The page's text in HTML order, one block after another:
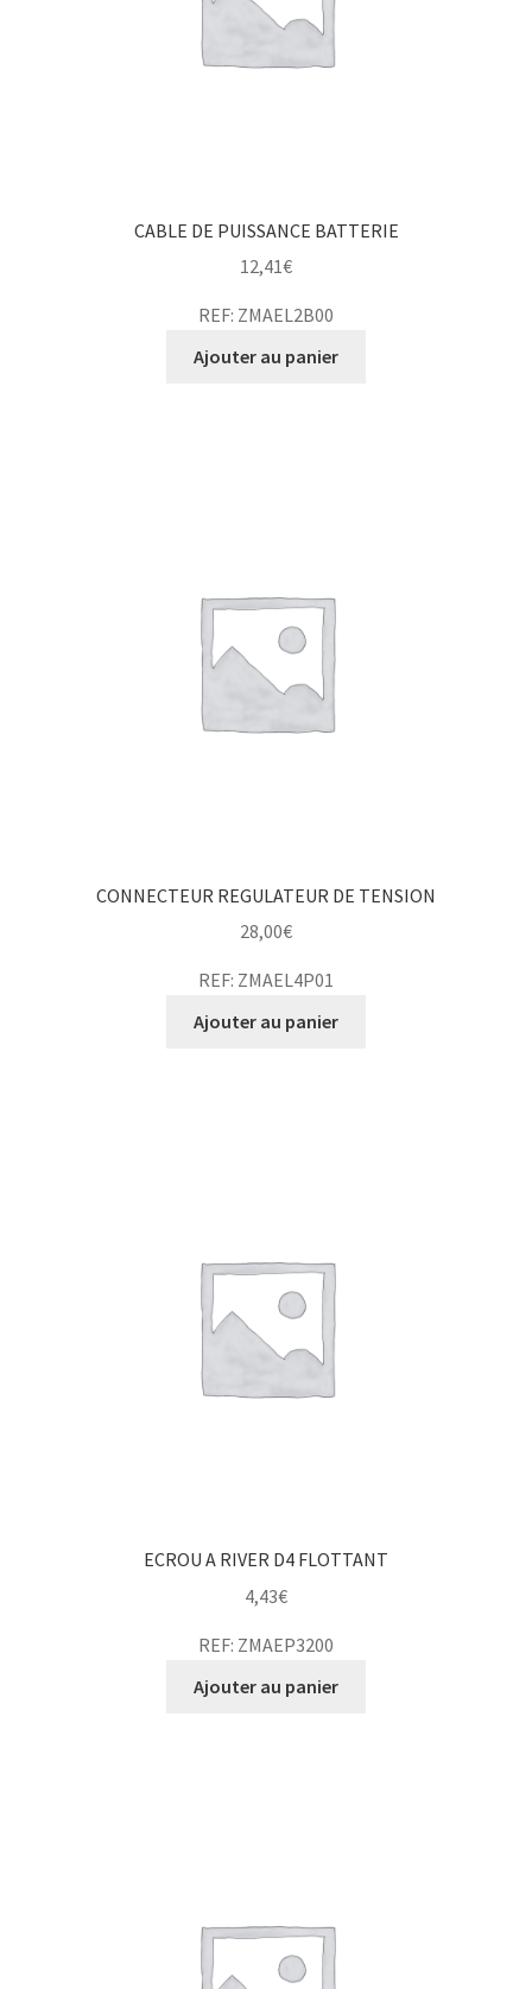
CABLE DE PUISSANCE BATTERIE
12,41€
REF: ZMAEL2B00
Ajouter au panier
CONNECTEUR REGULATEUR DE TENSION
28,00€
REF: ZMAEL4P01
Ajouter au panier
ECROU A RIVER D4 FLOTTANT
4,43€
REF: ZMAEP3200
Ajouter au panier